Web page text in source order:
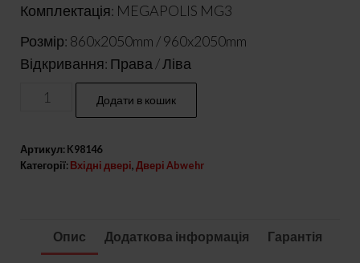
Комплектація: MEGAPOLIS MG3
Розмір: 860x2050mm / 960x2050mm
Відкривання: Права / Ліва
Вхідні
внутрішнім
Simpli
комплектація
Додати в кошик
Артикул: K98146
Категорії: Вхідні двері, Двері Abwehr
Опис Додаткова інформація Гарантія